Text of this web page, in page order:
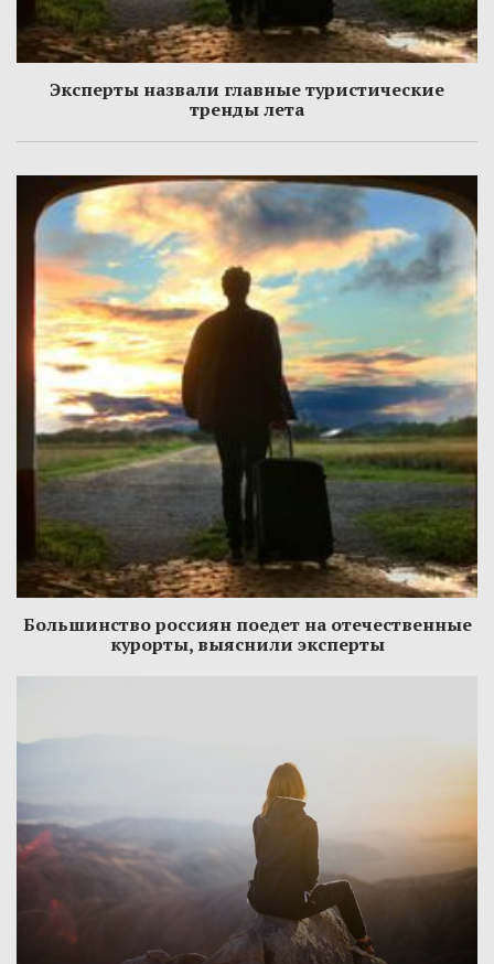
Эксперты назвали главные туристические
тренды лета
Большинство россиян поедет на отечественные
курорты, выяснили эксперты